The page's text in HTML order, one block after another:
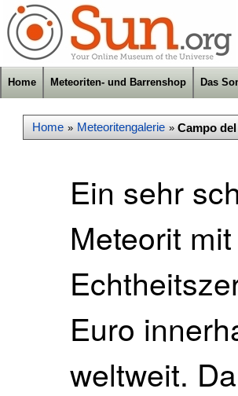
Home Meteoriten- und Barrenshop Das
Home » Meteoritengalerie » Campo
Ein sehr
Meteorit
Euro
weltweit.